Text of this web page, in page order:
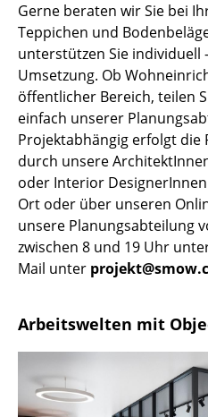
Licht
Hängeleuchten &
Tischleuchten
Schreibtischleuchten
Stehleuchten &
Bodenleuchten
Wandleuchten
Outdoor-Leuchten
Akkuleuchten
... alle Leuchten
Betten
Gerne beraten wir Sie bei
Teppichen und
unterstützen Sie individuell
Umsetzung. Ob
öffentlicher Bereich, teilen
einfach unserer
Projektabhängig erfolgt die
durch unsere
oder Interior
Ort oder über unseren
unsere Planungsabteilung
zwischen 8 und 19 Uhr
Mail unter
Arbeitswelten mit